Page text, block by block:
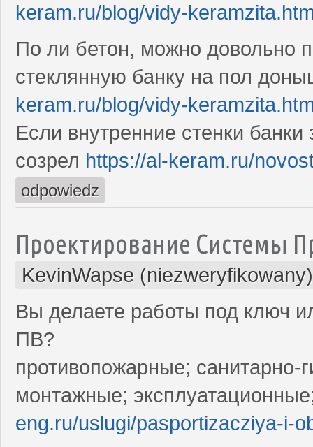
keram.ru/blog/vidy-
По ли бетон, можно довольно
стеклянную банку на пол
keram.ru/blog/vidy-
Если внутренние стенки
созрел https://al-keram.ru/
odpowiedz
Проектирование Системы
KevinWapse (niezweryfikowany)
Вы делаете работы под ключ
ПВ?
противопожарные; санитарно-
монтажные;
eng.ru/uslugi/pasportizacziya-i-